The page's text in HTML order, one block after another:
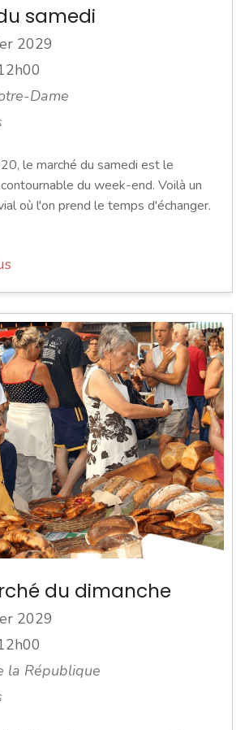
samedi
2029
Dame
le marché du samedi est le
du week-end. Voilà un
où l'on prend le temps d'échanger.
du dimanche
2029
la République